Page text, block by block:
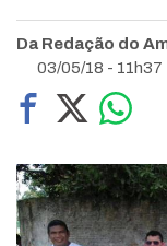
Da Redação do
03/05/18 - 11h37